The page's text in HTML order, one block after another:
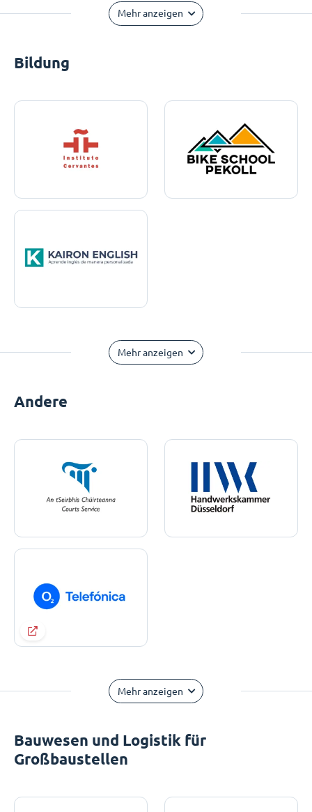
Mehr anzeigen
Bildung
Mehr anzeigen
Andere
Mehr anzeigen
Bauwesen und Logistik für
Großbaustellen